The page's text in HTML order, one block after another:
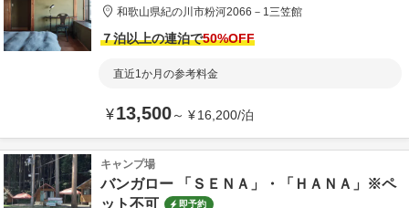
和歌山県紀の川市粉河2066－1三笠館
７泊以上の連泊で50%OFF
直近1か月の参考料金
¥13,500～ ¥16,200/泊
キャンプ場
バンガロー 「ＳＥＮＡ」・「ＨＡＮＡ」※ペ
ット不可
即予約